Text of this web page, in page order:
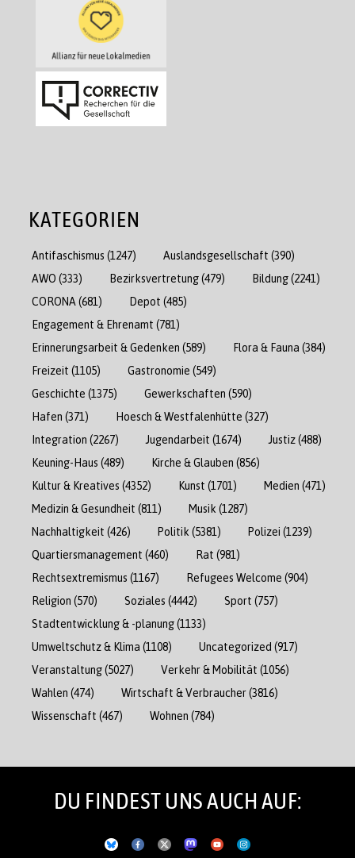
KATEGORIEN
Antifaschismus (1247) Auslandsgesellschaft (390)
AWO (333) Bezirksvertretung(479) Bildung(2241)
CORONA (681) Depot (485)
Engagement & Ehrenamt (781)
Erinnerungsarbeit & Gedenken (589) Flora & Fauna (384)
Freizeit (1105) Gastronomie (549)
Geschichte (1375) Gewerkschaften (590)
Hafen (371) Hoesch & Westfalenhütte (327)
Integration (2267) Jugendarbeit (1674) Justiz(488)
Keuning-Haus (489) Kirche & Glauben (856)
Kultur & Kreatives (4352) Kunst (1701) Medien (471)
Medizin & Gesundheit (811) Musik (1287)
Nachhaltigkeit (426) Politik (5381) Polizei (1239)
Quartiersmanagement (460) Rat (981)
Rechtsextremismus (1167) Refugees Welcome (904)
Religion (570) Soziales (4442) Sport (757)
Stadtentwicklung & -planung(1133)
Umweltschutz & Klima (1108) Uncategorized (917)
Veranstaltung(5027) Verkehr & Mobilität (1056)
Wahlen (474) Wirtschaft & Verbraucher(3816)
Wissenschaft (467) Wohnen (784)
DU FINDEST UNS AUCH AUF: